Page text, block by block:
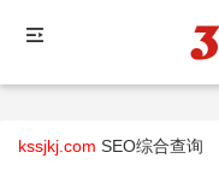
kssjkj.com SEO综合查询